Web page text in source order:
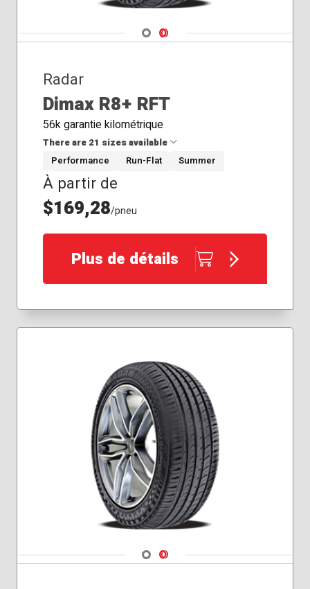
Navigate 1
Navigate 2
Radar
Dimax R8+ RFT
56k garantie kilométrique
There are 21 sizes available
205/40R18
225/40R19
225/45R19
235/55R19
245/35R18
245/35R20
245/40R19
255/40R18
255/45R20
265/50R19
275/30R21
275/35R18
275/40R20
275/45R20
285/35R21
315/35R20
Performance Run-Flat Summer
À partir de
$169,28/pneu
Plus de détails
Navigate 1
Navigate 2